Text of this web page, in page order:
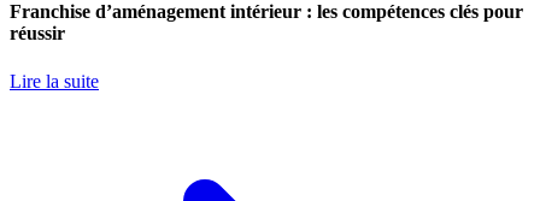
Franchise d’aménagement intérieur : les compétences clés pour
réussir
Lire la suite